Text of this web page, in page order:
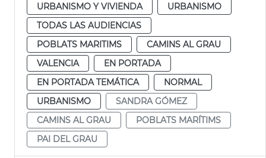
URBANISMO Y VIVIENDA
URBANISMO
TODAS LAS AUDIENCIAS
POBLATS MARITIMS
CAMINS AL GRAU
VALENCIA
EN PORTADA
EN PORTADA TEMÁTICA
NORMAL
URBANISMO
SANDRA GÓMEZ
CAMINS AL GRAU
POBLATS MARÍTIMS
PAI DEL GRAU